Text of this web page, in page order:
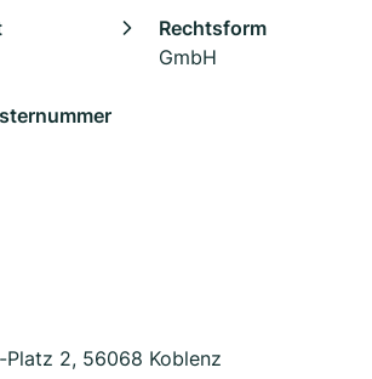
Rechtsform
GmbH
2, 56068 Koblenz